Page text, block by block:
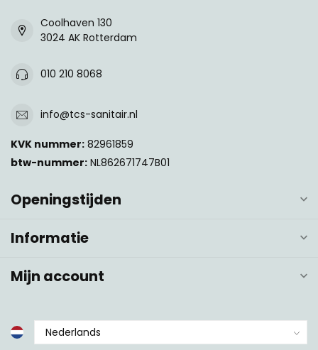
Coolhaven 130
3024 AK Rotterdam
010 210 8068
info@tcs-sanitair.nl
KVK nummer: 82961859
btw-nummer: NL862671747B01
Openingstijden
Informatie
Mijn account